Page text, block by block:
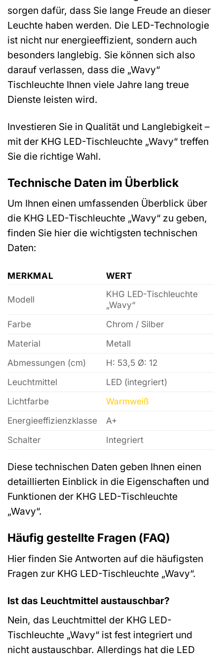
sorgen dafür, dass Sie lange Freude an dieser
Leuchte haben werden. Die LED-Technologie
ist nicht nur energieeffizient, sondern auch
besonders langlebig. Sie können sich also
darauf verlassen, dass die „Wavy“
Tischleuchte Ihnen viele Jahre lang treue
Dienste leisten wird.
Investieren Sie in Qualität und Langlebigkeit –
mit der KHG LED-Tischleuchte „Wavy“ treffen
Sie die richtige Wahl.
Technische Daten im Überblick
Um Ihnen einen umfassenden Überblick über
die KHG LED-Tischleuchte „Wavy“ zu geben,
finden Sie hier die wichtigsten technischen
Daten:
MERKMAL WERT
Modell
KHG LED-Tischleuchte
„Wavy“
Farbe
Chrom / Silber
Material
Metall
Abmessungen (cm)
H: 53,5 Ø: 12
Leuchtmittel
LED (integriert)
Lichtfarbe
Warmweiß
Energieeffizienzklasse
A+
Schalter
Integriert
Diese technischen Daten geben Ihnen einen
detaillierten Einblick in die Eigenschaften und
Funktionen der KHG LED-Tischleuchte
„Wavy“.
Häufig gestellte Fragen (FAQ)
Hier finden Sie Antworten auf die häufigsten
Fragen zur KHG LED-Tischleuchte „Wavy“.
Ist das Leuchtmittel austauschbar?
Nein, das Leuchtmittel der KHG LED-
Tischleuchte „Wavy“ ist fest integriert und
nicht austauschbar. Allerdings hat die LED